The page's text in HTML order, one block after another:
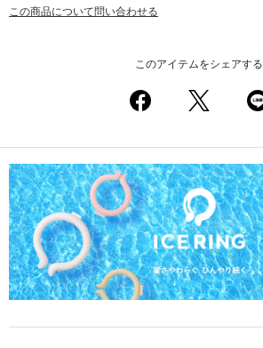
この商品について問い合わせる
このアイテムをシェアする